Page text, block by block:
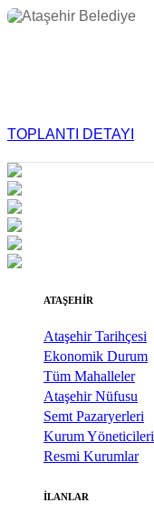
TOPLANTI DETAYI
ATAŞEHİR
Ataşehir Tarihçesi
Ekonomik Durum
Tüm Mahalleler
Ataşehir Nüfusu
Semt Pazaryerleri
Kurum Yöneticileri
Resmi Kurumlar
İLANLAR